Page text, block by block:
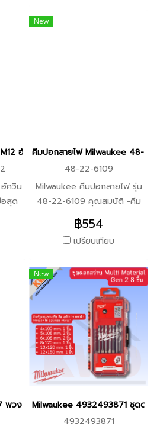
น
ไฟฟ้า 1000 โวลต์*1 -คีมตัด
M12 อัศวินคู่ Q2/2569 FPD2+FID2
อัศวิน
สุด
บบ
ละ
ะดับ
ป
45
New
คีมปอกสายไฟ Milwaukee 48-22-
48-22-6109
Milwaukee คีมปอกสายไฟ รุ่น
48-22-6109 คุณสมบัติ -คีม
ปอกสายไฟคุณภาพระดับมือ
อาชีพ ใช้งานง่าย แข็งแรง
-ออกแบบมาเพื่อ ช่างไฟโดย
เดียวได้ -คีมช่างไฟ -คีมปอก
สายไฟมือเดียว -คีมไฟฟ้า
-เครื่องมือช่าง Milwaukee
฿554
เปรียบเทียบ
พวงกุญแจเก็บดอกไขควง 5ชิ้น (ของแท้แน่
New
Milwaukee 4932493871 ชุดดอ
4932493871